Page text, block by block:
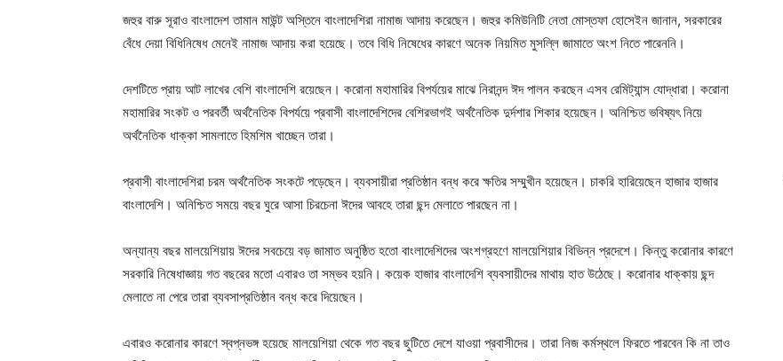
জহুর বারু সূরাও বাংলাদেশ তামান মাউন্ট অস্তিনে বাংলাদেশিরা নামাজ আদায় করেছেন। জহুর কমিউনিটি নেতা মোস্তফা হোসেইন জানান, সরকারের
বেঁধে দেয়া বিধিনিষেধ মেনেই নামাজ আদায় করা হয়েছে। তবে বিধি নিষেধের কারণে অনেক নিয়মিত মুসল্লি জামাতে অংশ নিতে পারেননি।
দেশটিতে প্রায় আট লাখের বেশি বাংলাদেশি রয়েছেন। করোনা মহামারির বিপর্যয়ের মাঝে নিরানন্দ ঈদ পালন করছেন এসব রেমিট্যান্স যোদ্ধারা। করোনা
মহামারির সংকট ও পরবর্তী অর্থনৈতিক বিপর্যয়ে প্রবাসী বাংলাদেশিদের বেশিরভাগই অর্থনৈতিক দুর্দশার শিকার হয়েছেন। অনিশ্চিত ভবিষ্যৎ নিয়ে
অর্থনৈতিক ধাক্কা সামলাতে হিমশিম খাচ্ছেন তারা।
প্রবাসী বাংলাদেশিরা চরম অর্থনৈতিক সংকটে পড়েছেন। ব্যবসায়ীরা প্রতিষ্ঠান বন্ধ করে ক্ষতির সম্মুখীন হয়েছেন। চাকরি হারিয়েছেন হাজার হাজার
বাংলাদেশি। অনিশ্চিত সময়ে বছর ঘুরে আসা চিরচেনা ঈদের আবহে তারা ছন্দ মেলাতে পারছেন না।
অন্যান্য বছর মালয়েশিয়ায় ঈদের সবচেয়ে বড় জামাত অনুষ্ঠিত হতো বাংলাদেশিদের অংশগ্রহণে মালয়েশিয়ার বিভিন্ন প্রদেশে। কিন্তু করোনার কারণে
সরকারি নিষেধাজ্ঞায় গত বছরের মতো এবারও তা সম্ভব হয়নি। কয়েক হাজার বাংলাদেশি ব্যবসায়ীদের মাথায় হাত উঠেছে। করোনার ধাক্কায় ছন্দ
মেলাতে না পেরে তারা ব্যবসাপ্রতিষ্ঠান বন্ধ করে দিয়েছেন।
এবারও করোনার কারণে স্বপ্নভঙ্গ হয়েছে মালয়েশিয়া থেকে গত বছর ছুটিতে দেশে যাওয়া প্রবাসীদের। তারা নিজ কর্মস্থলে ফিরতে পারবেন কি না তাও